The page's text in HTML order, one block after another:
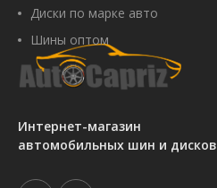
Интернет-магазин
автомобильных шин и дисков
Диски по марке авто
Шины оптом